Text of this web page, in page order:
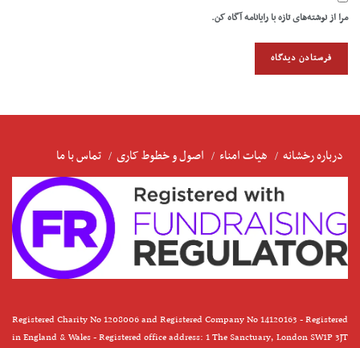
مرا از نوشته‌های تازه با رایانامه آگاه کن.
درباره رخشانه هیات امناء اصول و خطوط کاری تماس با ما
Registered Charity No 1208006 and Registered Company No 14120163 - Registered
in England & Wales - Registered office address: 1 The Sanctuary, London SW1P 3JT